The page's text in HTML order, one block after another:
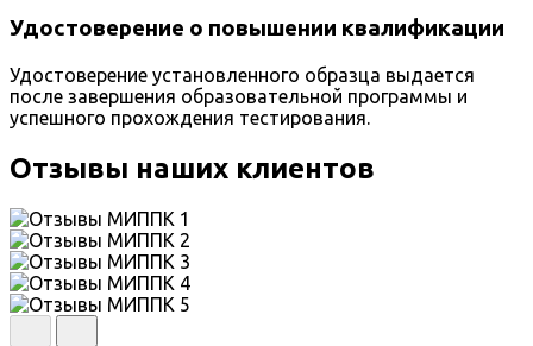
Удостоверение о повышении квалификации
Удостоверение установленного образца выдается
после завершения образовательной программы и
успешного прохождения тестирования.
Отзывы наших клиентов